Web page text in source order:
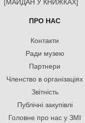
ПРО НАС
Контакти
Ради музею
Партнери
Членство в організаціях
Звітність
Публічні закупівлі
Головне про нас у ЗМІ